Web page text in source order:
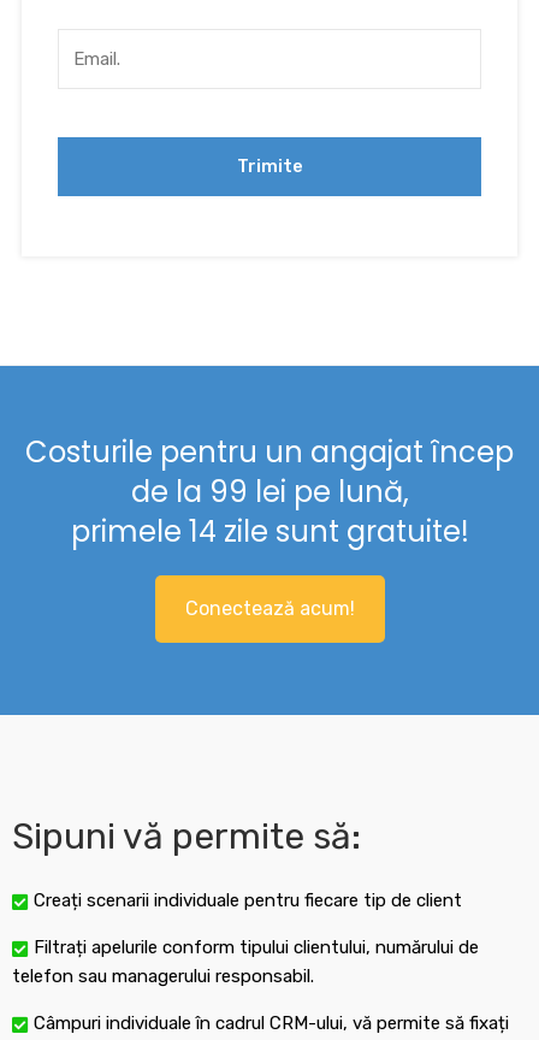
Costurile pentru un angajat încep
de la 99 lei pe lună,
primele 14 zile sunt gratuite!
Conectează acum!
Sipuni vă permite să:
Creați scenarii individuale pentru fiecare tip de client
Filtrați apelurile conform tipului clientului, numărului de
telefon sau managerului responsabil.
Câmpuri individuale în cadrul CRM-ului, vă permite să fixați